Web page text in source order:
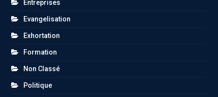
Entreprises
Evangelisation
Exhortation
Formation
Non Classé
Politique